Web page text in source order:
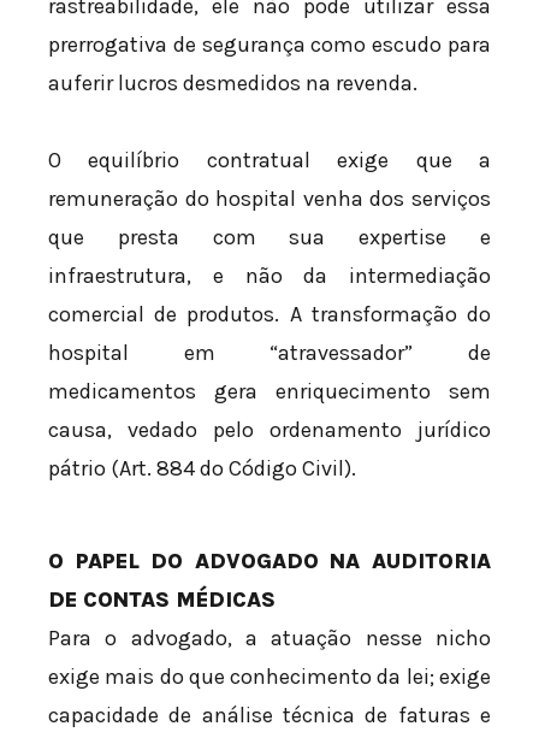
rastreabilidade, ele não pode utilizar essa
prerrogativa de segurança como escudo para
auferir lucros desmedidos na revenda.
O equilíbrio contratual exige que a
remuneração do hospital venha dos serviços
que presta com sua expertise e
infraestrutura, e não da intermediação
comercial de produtos. A transformação do
hospital em “atravessador” de
medicamentos gera enriquecimento sem
causa, vedado pelo ordenamento jurídico
pátrio (Art. 884 do Código Civil).
O PAPEL DO ADVOGADO NA AUDITORIA
DE CONTAS MÉDICAS
Para o advogado, a atuação nesse nicho
exige mais do que conhecimento da lei; exige
capacidade de análise técnica de faturas e